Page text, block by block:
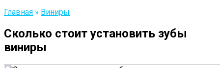
Главная » Виниры
Сколько стоит установить зубы
виниры